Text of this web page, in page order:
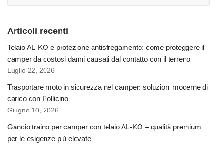
Articoli recenti
Telaio AL-KO e protezione antisfregamento: come proteggere il
camper da costosi danni causati dal contatto con il terreno
Luglio 22, 2026
Trasportare moto in sicurezza nel camper: soluzioni moderne di
carico con Pollicino
Giugno 10, 2026
Gancio traino per camper con telaio AL-KO – qualità premium
per le esigenze più elevate